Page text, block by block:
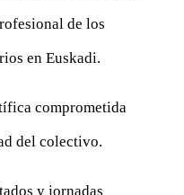
de los
en Euskadi.
comprometida
del colectivo.
y jornadas